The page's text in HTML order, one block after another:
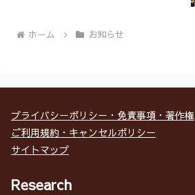
ホーム お知らせ
プライバシーポリシー・免責事項・著作権
ご利用規約・キャンセルポリシー
サイトマップ
Research